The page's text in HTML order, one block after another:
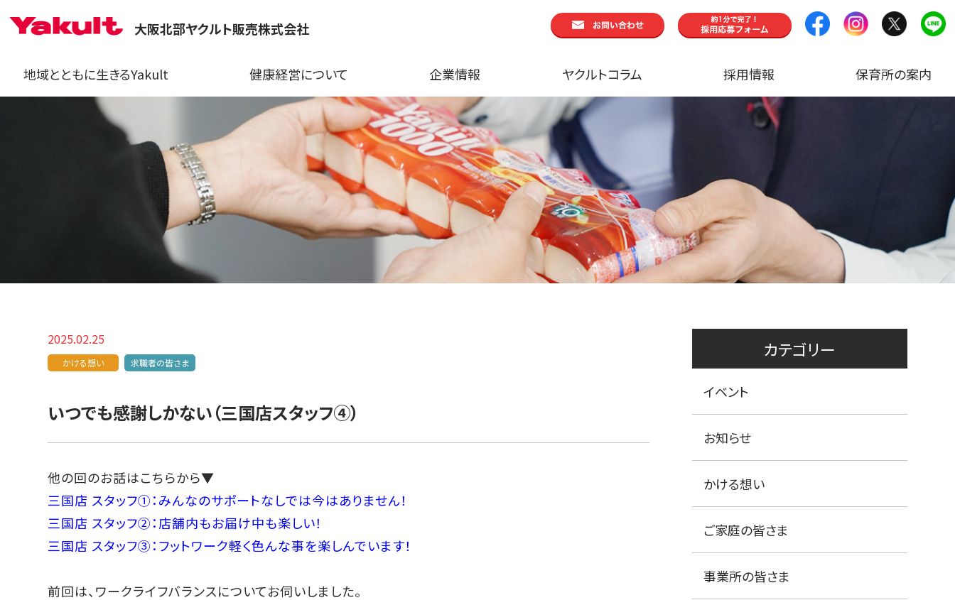
大阪北部ヤクルト販売株式会社
地域とともに生きるYakult 健康経営について 企業情報 ヤクルトコラム 採用情報 保育所の案内
2025.02.25
かける想い 求職者の皆さま
いつでも感謝しかない（三国店スタッフ④）
他の回のお話はこちらから▼
三国店 スタッフ①：みんなのサポートなしでは今はありません！
三国店 スタッフ②：店舗内もお届け中も楽しい！
三国店 スタッフ③：フットワーク軽く色んな事を楽しんでいます！
前回は、ワークライフバランスについてお伺いしました。
カテゴリー
イベント
お知らせ
かける想い
ご家庭の皆さま
事業所の皆さま